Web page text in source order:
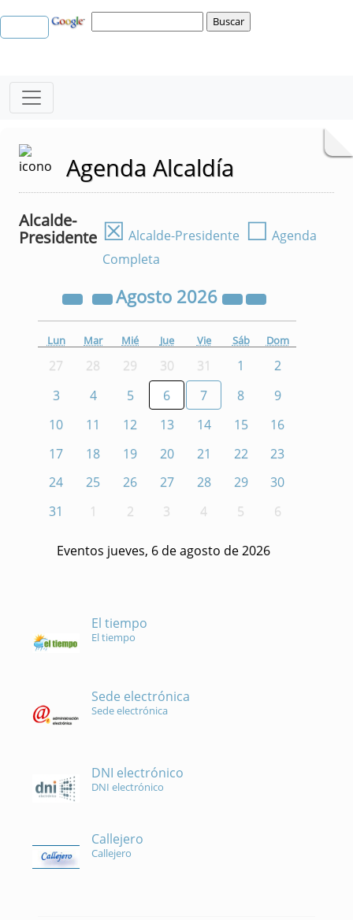
Agenda Alcaldía
Alcalde-
Presidente ☒ Alcalde-Presidente ☐ Agenda
Completa
Agosto 2026
Lun Mar Mié Jue Vie Sáb Dom
27 28 29 30 31 1
2
3
4 5 6 7 8
9
10
11 12 13 14 15
16
17
18 19 20 21 22
23
24
25 26 27 28 29
30
31
1 2 3 4 5 6
Eventos jueves, 6 de agosto de 2026
El tiempo
El tiempo
Sede electrónica
Sede electrónica
DNI electrónico
DNI electrónico
Callejero
Callejero